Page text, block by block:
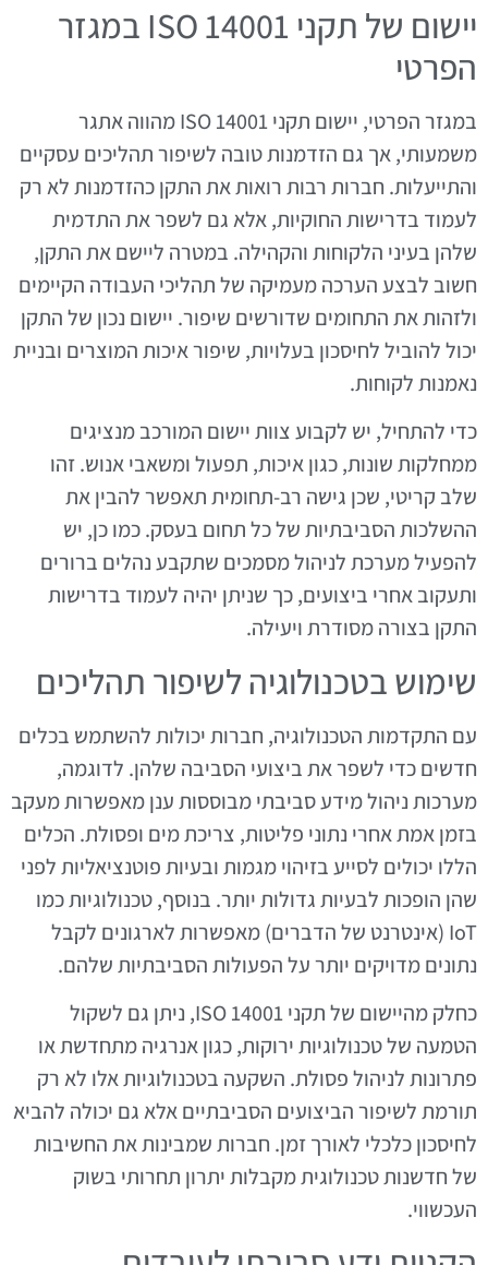
יישום של תקני ISO 14001 במגזר
הפרטי
במגזר הפרטי, יישום תקני ISO 14001 מהווה אתגר
משמעותי, אך גם הזדמנות טובה לשיפור תהליכים עסקיים
והתייעלות. חברות רבות רואות את התקן כהזדמנות לא רק
לעמוד בדרישות החוקיות, אלא גם לשפר את התדמית
שלהן בעיני הלקוחות והקהילה. במטרה ליישם את התקן,
חשוב לבצע הערכה מעמיקה של תהליכי העבודה הקיימים
ולזהות את התחומים שדורשים שיפור. יישום נכון של התקן
יכול להוביל לחיסכון בעלויות, שיפור איכות המוצרים ובניית
נאמנות לקוחות.
כדי להתחיל, יש לקבוע צוות יישום המורכב מנציגים
ממחלקות שונות, כגון איכות, תפעול ומשאבי אנוש. זהו
שלב קריטי, שכן גישה רב-תחומית תאפשר להבין את
ההשלכות הסביבתיות של כל תחום בעסק. כמו כן, יש
להפעיל מערכת לניהול מסמכים שתקבע נהלים ברורים
ותעקוב אחרי ביצועים, כך שניתן יהיה לעמוד בדרישות
התקן בצורה מסודרת ויעילה.
שימוש בטכנולוגיה לשיפור תהליכים
עם התקדמות הטכנולוגיה, חברות יכולות להשתמש בכלים
חדשים כדי לשפר את ביצועי הסביבה שלהן. לדוגמה,
מערכות ניהול מידע סביבתי מבוססות ענן מאפשרות מעקב
בזמן אמת אחרי נתוני פליטות, צריכת מים ופסולת. הכלים
הללו יכולים לסייע בזיהוי מגמות ובעיות פוטנציאליות לפני
שהן הופכות לבעיות גדולות יותר. בנוסף, טכנולוגיות כמו
IoT (אינטרנט של הדברים) מאפשרות לארגונים לקבל
נתונים מדויקים יותר על הפעולות הסביבתיות שלהם.
כחלק מהיישום של תקני ISO 14001, ניתן גם לשקול
הטמעה של טכנולוגיות ירוקות, כגון אנרגיה מתחדשת או
פתרונות לניהול פסולת. השקעה בטכנולוגיות אלו לא רק
תורמת לשיפור הביצועים הסביבתיים אלא גם יכולה להביא
לחיסכון כלכלי לאורך זמן. חברות שמבינות את החשיבות
של חדשנות טכנולוגית מקבלות יתרון תחרותי בשוק
העכשווי.